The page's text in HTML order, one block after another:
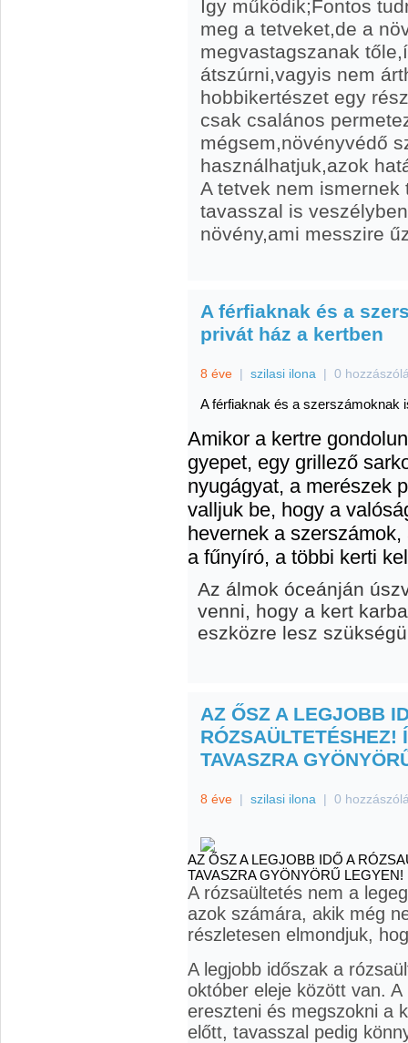
Így működik;Fontos
meg a tetveket,de a
megvastagszanak
átszúrni,vagyis nem
hobbikertészet egy
csak csalános
mégsem,növényvédő
használhatjuk,azok
A tetvek nem
tavasszal is
növény,ami messzire
A férfiaknak és a
privát ház a kertben
8 éve | szilasi ilona | 0
A férfiaknak és a szerszámoknak
Amikor a kertre
gyepet, egy grillező
nyugágyat, a merészek
valljuk be, hogy a
hevernek a
a fűnyíró, a többi kerti
Az álmok óceánján
venni, hogy a kert
eszközre lesz
AZ ŐSZ A LEGJOBB
RÓZSAÜLTETÉSHEZ!
TAVASZRA
8 éve | szilasi ilona | 0
AZ ŐSZ A LEGJOBB IDŐ A
TAVASZRA GYÖNYÖRŰ LEGYEN!
A rózsaültetés nem a
azok számára, akik még
részletesen elmondjuk,
A legjobb időszak a
október eleje között van.
ereszteni és megszokni a
előtt, tavasszal pedig